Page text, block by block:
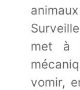
met à
vomir,